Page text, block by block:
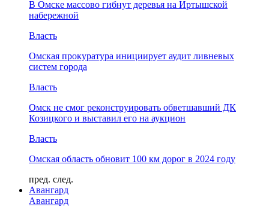
В Омске массово гибнут деревья на Иртышской
набережной
Власть
Омская прокуратура инициирует аудит ливневых
систем города
Власть
Омск не смог реконструировать обветшавший ДК
Козицкого и выставил его на аукцион
Власть
Омская область обновит 100 км дорог в 2024 году
пред. след.
Авангард
Авангард